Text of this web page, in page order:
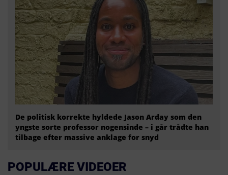
De politisk korrekte hyldede Jason Arday som den
yngste sorte professor nogensinde – i går trådte han
tilbage efter massive anklage for snyd
POPULÆRE VIDEOER